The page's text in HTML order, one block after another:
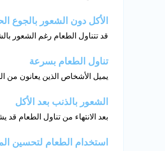
الأكل دون الشعور بالجوع
قد تتناول الطعام رغم الشعور
تناول الطعام بسرعة
يميل الأشخاص الذين يعانون من
الشعور بالذنب بعد الأكل
بعد الانتهاء من تناول الطعام
استخدام الطعام لتحسين